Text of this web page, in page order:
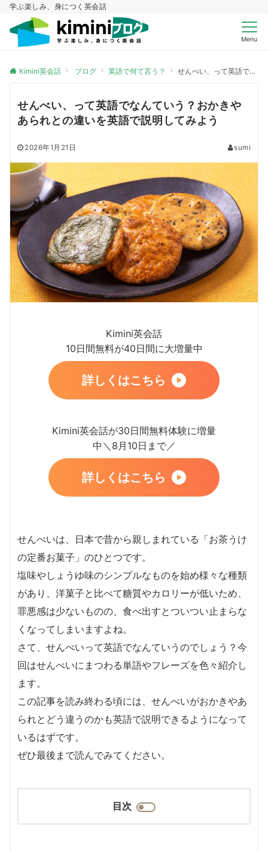
学ぶ楽しみ、身につく英会話
Menu
Kimini英会話 ブログ 英語で何て言う？ せんべい、って英語でなんていう？おかきやあられとの違いを英語で説明してみよう
せんべい、って英語でなんていう？おかきや
あられとの違いを英語で説明してみよう
2026年1月21日 sumi
Kimini英会話
10日間無料が40日間に大増量中
詳しくはこちら
Kimini英会話が30日間無料体験に増量
中＼8月10日まで／
詳しくはこちら
せんべいは、日本で昔から親しまれている「お茶うけ
の定番お菓子」のひとつです。
塩味やしょうゆ味のシンプルなものを始め様々な種類
があり、洋菓子と比べて糖質やカロリーが低いため、
罪悪感は少ないものの、食べ出すとついつい止まらな
くなってしまいますよね。
さて、せんべいって英語でなんていうのでしょう？今
回はせんべいにまつわる単語やフレーズを色々紹介し
ます。
この記事を読み終わる頃には、せんべいがおかきやあ
られとどう違うのかも英語で説明できるようになって
いるはずです。
ぜひ最後まで読んでみてください。
目次